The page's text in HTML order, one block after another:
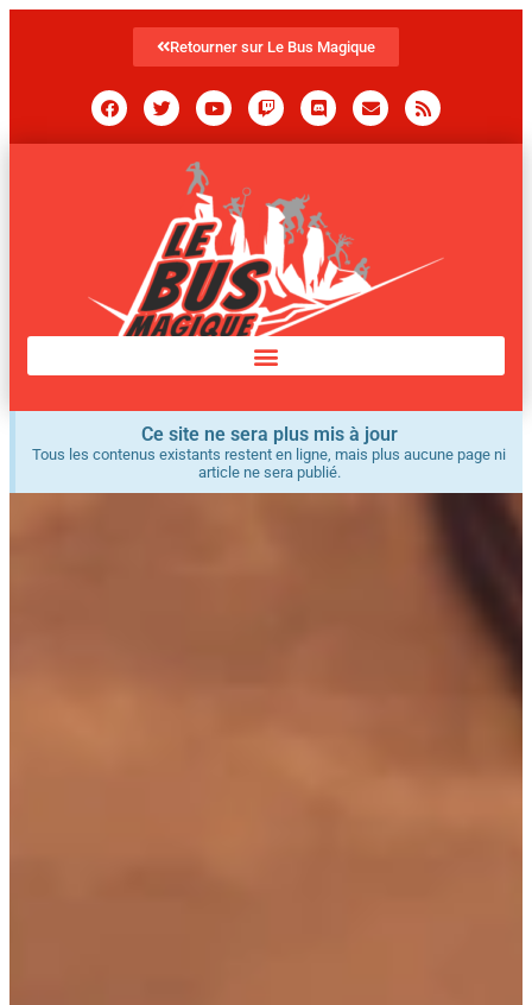
Retourner sur Le Bus Magique
Ce site ne sera plus mis à jour
Tous les contenus existants restent en ligne, mais plus aucune page ni
article ne sera publié.